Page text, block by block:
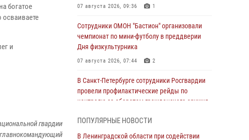
богатое
и
гвардии
07 августа 2026, 09:36 1
Сотрудники ОМОН "Бастион" организовали
чемпионат по мини-футболу в преддверии
Дня физкультурника
07 августа 2026, 07:44 2
В Санкт-Петербурге сотрудники Росгвардии
провели профилактические рейды по
контролю за оборотом гражданского оружия
В Красносельском районе наряд Росгвардии
ПОПУЛЯРНЫЕ НОВОСТИ
В Ленинградской области при содействии